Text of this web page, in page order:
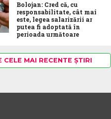
Bolojan: Cred că, cu
responsabilitate, cât mai
este, legea salarizării ar
putea fi adoptată în
perioada următoare
CELE MAI RECENTE ȘTIRI